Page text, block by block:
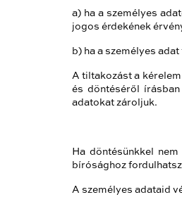
a) ha a személyes
jogos érdekének
b) ha a személyes
A tiltakozást a
és döntéséről
adatokat zároljuk.
Ha döntésünkkel
bírósághoz
A személyes adataid